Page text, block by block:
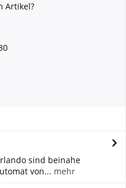
Artikel?
sind beinahe
von... mehr